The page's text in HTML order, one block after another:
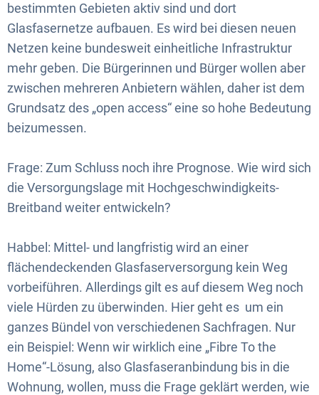
bestimmten Gebieten aktiv sind und dort
Glasfasernetze aufbauen. Es wird bei diesen neuen
Netzen keine bundesweit einheitliche Infrastruktur
mehr geben. Die Bürgerinnen und Bürger wollen aber
zwischen mehreren Anbietern wählen, daher ist dem
Grundsatz des „open access“ eine so hohe Bedeutung
beizumessen.
Frage: Zum Schluss noch ihre Prognose. Wie wird sich
die Versorgungslage mit Hochgeschwindigkeits-
Breitband weiter entwickeln?
Habbel: Mittel- und langfristig wird an einer
flächendeckenden Glasfaserversorgung kein Weg
vorbeiführen. Allerdings gilt es auf diesem Weg noch
viele Hürden zu überwinden. Hier geht es um ein
ganzes Bündel von verschiedenen Sachfragen. Nur
ein Beispiel: Wenn wir wirklich eine „Fibre To the
Home“-Lösung, also Glasfaseranbindung bis in die
Wohnung, wollen, muss die Frage geklärt werden, wie